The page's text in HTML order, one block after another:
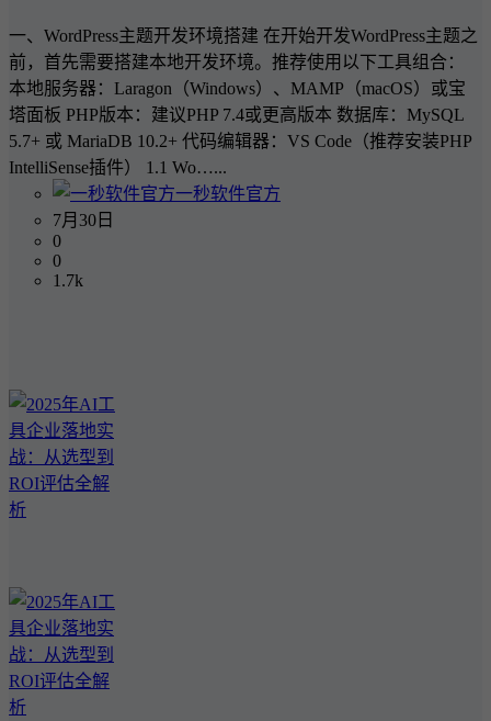
一、WordPress主题开发环境搭建 在开始开发WordPress主题之
前，首先需要搭建本地开发环境。推荐使用以下工具组合：
本地服务器：Laragon（Windows）、MAMP（macOS）或宝
塔面板 PHP版本：建议PHP 7.4或更高版本 数据库：MySQL
5.7+ 或 MariaDB 10.2+ 代码编辑器：VS Code（推荐安装PHP
IntelliSense插件） 1.1 Wo…...
一秒软件官方
7月30日
0
0
1.7k